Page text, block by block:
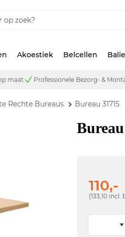
Akoestiek Belcellen
maat Professionele Bezorg- &
Rechte Bureaus Bureau 31715
110,-
(133,10 incl.